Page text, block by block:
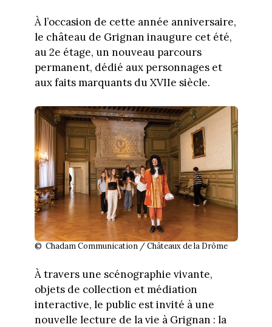
À l’occasion de cette année anniversaire,
le château de Grignan inaugure cet été,
au 2e étage, un nouveau parcours
permanent, dédié aux personnages et
aux faits marquants du XVIIe siècle.
© Chadam Communication / Châteaux de la Drôme
À travers une scénographie vivante,
objets de collection et médiation
interactive, le public est invité à une
nouvelle lecture de la vie à Grignan : la